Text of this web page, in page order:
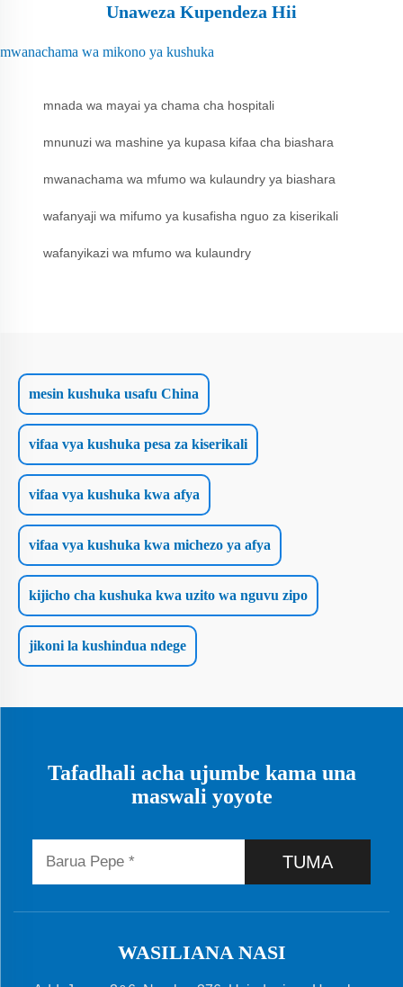
Unaweza Kupendeza Hii
mwanachama wa mikono ya kushuka
mnada wa mayai ya chama cha hospitali
mnunuzi wa mashine ya kupasa kifaa cha biashara
mwanachama wa mfumo wa kulaundry ya biashara
wafanyaji wa mifumo ya kusafisha nguo za kiserikali
wafanyikazi wa mfumo wa kulaundry
mesin kushuka usafu China
vifaa vya kushuka pesa za kiserikali
vifaa vya kushuka kwa afya
vifaa vya kushuka kwa michezo ya afya
kijicho cha kushuka kwa uzito wa nguvu zipo
jikoni la kushindua ndege
Tafadhali acha ujumbe kama una
maswali yoyote
TUMA
WASILIANA NASI